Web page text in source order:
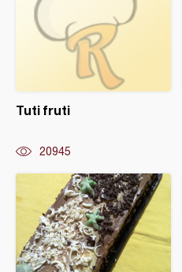
Tuti fruti
20945